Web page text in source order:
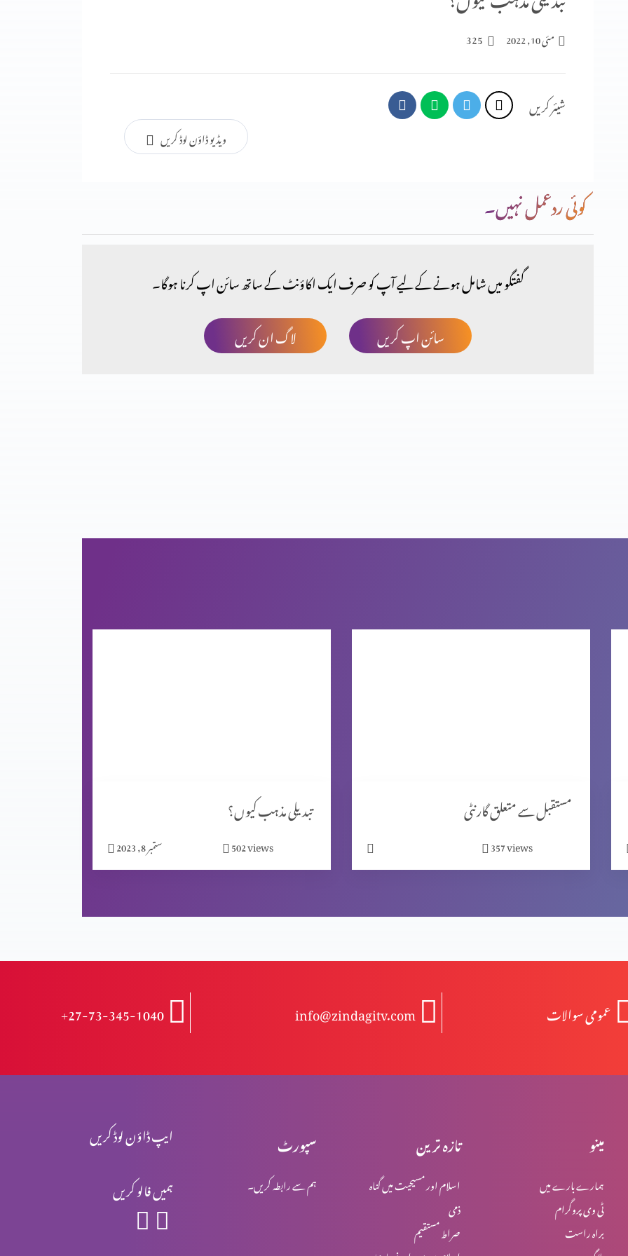
مئی 10, 2022 325
شیئر کریں
ویڈیو ڈاؤن لوڈ کریں
کوئی ردعمل نہیں۔
گفتگو میں شامل ہونے کے لیے آپ کو صرف ایک اکاؤنٹ کے ساتھ سائن اپ کرنا ہوگا۔
لاگ ان کریں
سائن اپ کریں
تبدیلی مذہب کیوں؟
ستمبر 8, 2023 502views
مستقبل سے متعلق گارنٹی
357views
+27-73-345-1040 info@zindagitv.com عمومی سوالات
ایپ ڈاؤن لوڈ کریں
ہمیں فالو کریں
سپورٹ
ہم سے رابطہ کریں۔
تازہ ترین
اسلام اور مسیحیت میں گناہ
ذمی
صراط مستقیم
مینو
ہمارے بارے میں
ٹی وی پروگرام
براہ راست